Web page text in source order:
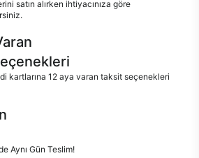
satın alırken ihtiyacınıza göre
kartlarına 12 aya varan taksit seçenekleri
Aynı Gün Teslim!